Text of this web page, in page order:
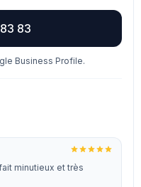
83
Business Profile.
minutieux et très